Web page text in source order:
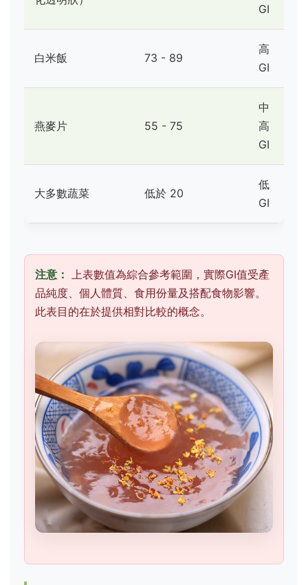
GI
白米飯 73 - 89
高
GI
燕麥片 55 - 75
中
高
GI
大多數蔬菜 低於 20
低
GI
注意： 上表數值為綜合參考範圍，實際GI值受產
品純度、個人體質、食用份量及搭配食物影響。
此表目的在於提供相對比較的概念。